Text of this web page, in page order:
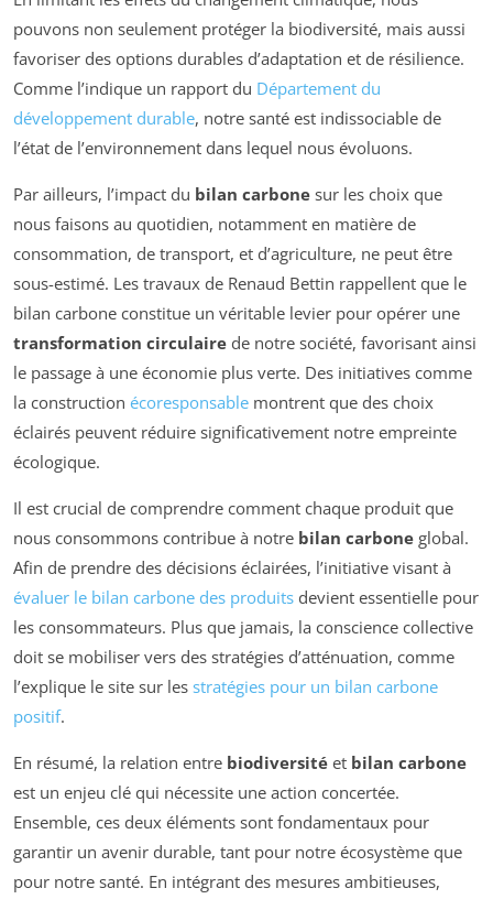
pouvons non seulement protéger la biodiversité, mais aussi
favoriser des options durables d’adaptation et de résilience.
Comme l’indique un rapport du Département du
développement durable, notre santé est indissociable de
l’état de l’environnement dans lequel nous évoluons.
Par ailleurs, l’impact du bilan carbone sur les choix que
nous faisons au quotidien, notamment en matière de
consommation, de transport, et d’agriculture, ne peut être
sous-estimé. Les travaux de Renaud Bettin rappellent que le
bilan carbone constitue un véritable levier pour opérer une
transformation circulaire de notre société, favorisant ainsi
le passage à une économie plus verte. Des initiatives comme
la construction écoresponsable montrent que des choix
éclairés peuvent réduire significativement notre empreinte
écologique.
Il est crucial de comprendre comment chaque produit que
nous consommons contribue à notre bilan carbone global.
Afin de prendre des décisions éclairées, l’initiative visant à
évaluer le bilan carbone des produits devient essentielle pour
les consommateurs. Plus que jamais, la conscience collective
doit se mobiliser vers des stratégies d’atténuation, comme
l’explique le site sur les stratégies pour un bilan carbone
positif.
En résumé, la relation entre biodiversité et bilan carbone
est un enjeu clé qui nécessite une action concertée.
Ensemble, ces deux éléments sont fondamentaux pour
garantir un avenir durable, tant pour notre écosystème que
pour notre santé. En intégrant des mesures ambitieuses,